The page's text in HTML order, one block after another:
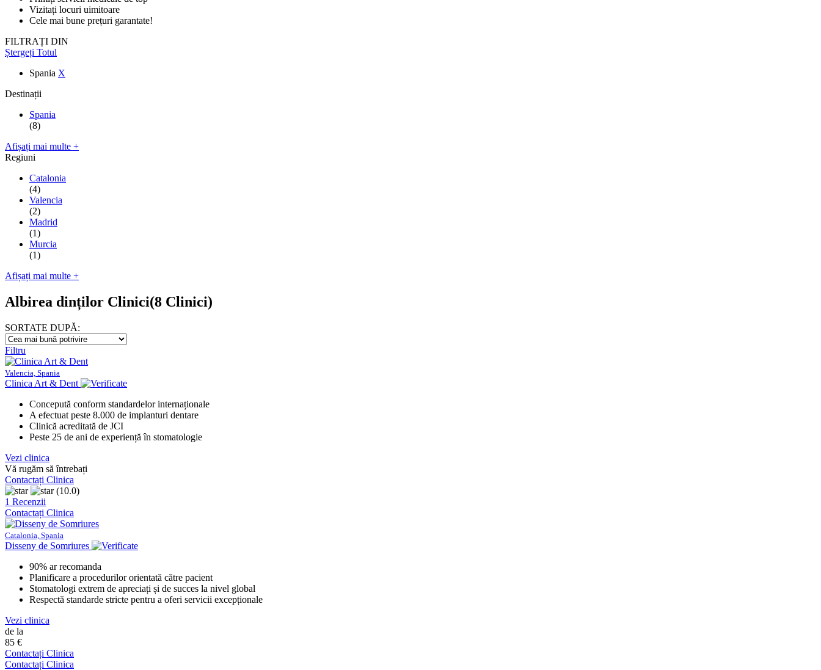
Vizitați locuri uimitoare
Cele mai bune prețuri garantate!
FILTRAȚI DIN
Ștergeți Totul
Spania X
Destinații
Spania
(8)
Afișați mai multe +
Regiuni
Catalonia
(4)
Valencia
(2)
Madrid
(1)
Murcia
(1)
Afișați mai multe +
Albirea dinților Clinici(8 Clinici)
SORTATE DUPĂ:
Filtru
Valencia, Spania
Clinica Art & Dent
Concepută conform standardelor internaționale
A efectuat peste 8.000 de implanturi dentare
Clinică acreditată de JCI
Peste 25 de ani de experiență în stomatologie
Vezi clinica
Vă rugăm să întrebați
Contactați Clinica
(10.0)
1 Recenzii
Contactați Clinica
Catalonia, Spania
Disseny de Somriures
90% ar recomanda
Planificare a procedurilor orientată către pacient
Stomatologi extrem de apreciați și de succes la nivel global
Respectă standarde stricte pentru a oferi servicii excepționale
Vezi clinica
de la
85 €
Contactați Clinica
Contactați Clinica